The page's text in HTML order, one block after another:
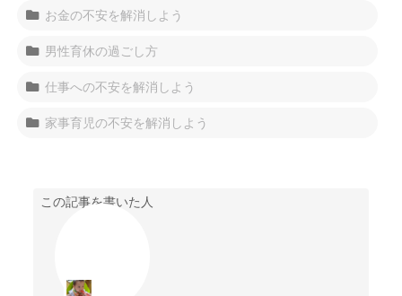
お金の不安を解消しよう
男性育休の過ごし方
仕事への不安を解消しよう
家事育児の不安を解消しよう
この記事を書いた人